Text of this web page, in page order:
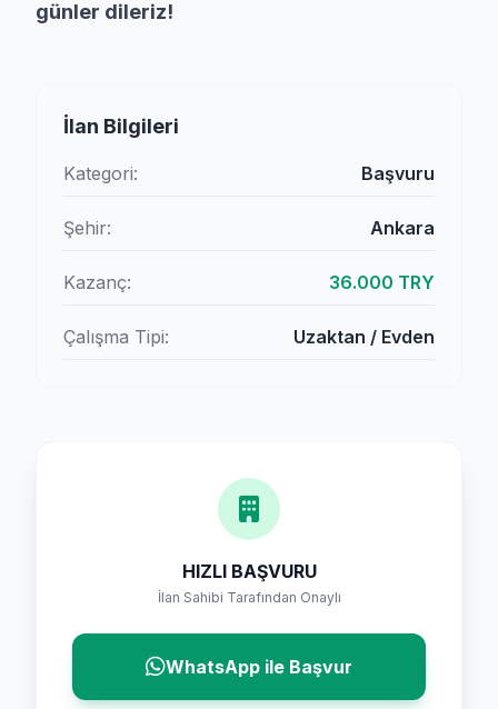
günler dileriz!
İlan Bilgileri
Kategori: Başvuru
Şehir: Ankara
Kazanç: 36.000 TRY
Çalışma Tipi: Uzaktan / Evden
HIZLI BAŞVURU
İlan Sahibi Tarafından Onaylı
WhatsApp ile Başvur